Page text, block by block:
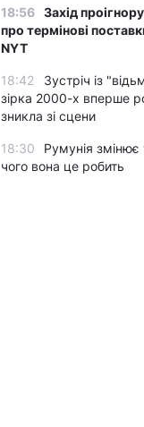
18:56 Захід
про термінові
NYT
18:42
Зустріч із
зірка 2000-х вперше
зникла зі сцени
18:30
Румунія
чого вона це робить